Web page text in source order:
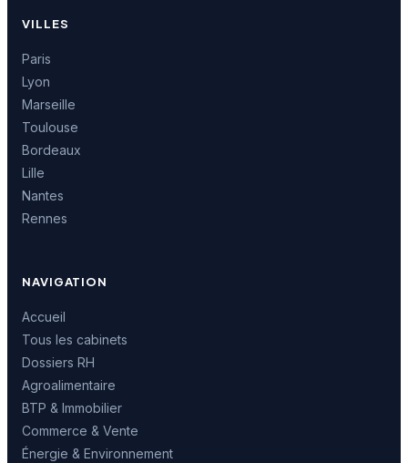
VILLES
Paris
Lyon
Marseille
Toulouse
Bordeaux
Lille
Nantes
Rennes
NAVIGATION
Accueil
Tous les cabinets
Dossiers RH
Agroalimentaire
BTP & Immobilier
Commerce & Vente
Énergie & Environnement